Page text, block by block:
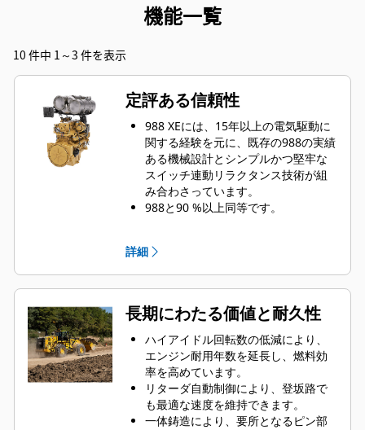
機能一覧
10 件中 1～3 件を表示
定評ある信頼性
988 XEには、15年以上の電気駆動に
関する経験を元に、既存の988の実績
ある機械設計とシンプルかつ堅牢な
スイッチ連動リラクタンス技術が組
み合わさっています。
988と90 %以上同等です。
も可動部品が少なくなっています。
電動機器が固定、密閉、液体冷却さ
れることで、最も過酷な条件下での
耐久性を最大限に向上させていま
す。
強化されたパワーと操作性により、
さらに多くのマテリアルを効率的に
移動します。
CAT C18エンジンは、最も過酷な用途
に対応しています。
先進的なフィルタシステムにより、
詳細
長期にわたる価値と耐久性
ハイアイドル回転数の低減により、
エンジン耐用年数を延長し、燃料効
率を高めています。
リターダ自動制御により、登坂路で
も最適な速度を維持できます。
一体鋳造により、要所となるピン部